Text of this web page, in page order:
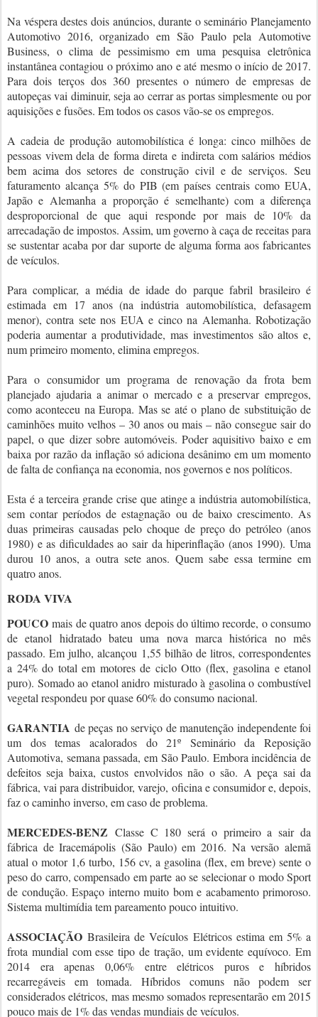
Na véspera destes dois anúncios, durante o seminário Planejamento
Automotivo 2016, organizado em São Paulo pela Automotive
Business, o clima de pessimismo em uma pesquisa eletrônica
instantânea contagiou o próximo ano e até mesmo o início de 2017.
Para dois terços dos 360 presentes o número de empresas de
autopeças vai diminuir, seja ao cerrar as portas simplesmente ou por
aquisições e fusões. Em todos os casos vão-se os empregos.
A cadeia de produção automobilística é longa: cinco milhões de
pessoas vivem dela de forma direta e indireta com salários médios
bem acima dos setores de construção civil e de serviços. Seu
faturamento alcança 5% do PIB (em países centrais como EUA,
Japão e Alemanha a proporção é semelhante) com a diferença
desproporcional de que aqui responde por mais de 10% da
arrecadação de impostos. Assim, um governo à caça de receitas para
se sustentar acaba por dar suporte de alguma forma aos fabricantes
de veículos.
Para complicar, a média de idade do parque fabril brasileiro é
estimada em 17 anos (na indústria automobilística, defasagem
menor), contra sete nos EUA e cinco na Alemanha. Robotização
poderia aumentar a produtividade, mas investimentos são altos e,
num primeiro momento, elimina empregos.
Para o consumidor um programa de renovação da frota bem
planejado ajudaria a animar o mercado e a preservar empregos,
como aconteceu na Europa. Mas se até o plano de substituição de
caminhões muito velhos – 30 anos ou mais – não consegue sair do
papel, o que dizer sobre automóveis. Poder aquisitivo baixo e em
baixa por razão da inflação só adiciona desânimo em um momento
de falta de confiança na economia, nos governos e nos políticos.
Esta é a terceira grande crise que atinge a indústria automobilística,
sem contar períodos de estagnação ou de baixo crescimento. As
duas primeiras causadas pelo choque de preço do petróleo (anos
1980) e as dificuldades ao sair da hiperinflação (anos 1990). Uma
durou 10 anos, a outra sete anos. Quem sabe essa termine em
quatro anos.
RODA VIVA
POUCO mais de quatro anos depois do último recorde, o consumo
de etanol hidratado bateu uma nova marca histórica no mês
passado. Em julho, alcançou 1,55 bilhão de litros, correspondentes
a 24% do total em motores de ciclo Otto (flex, gasolina e etanol
puro). Somado ao etanol anidro misturado à gasolina o combustível
vegetal respondeu por quase 60% do consumo nacional.
GARANTIA de peças no serviço de manutenção independente foi
um dos temas acalorados do 21º Seminário da Reposição
Automotiva, semana passada, em São Paulo. Embora incidência de
defeitos seja baixa, custos envolvidos não o são. A peça sai da
fábrica, vai para distribuidor, varejo, oficina e consumidor e, depois,
faz o caminho inverso, em caso de problema.
MERCEDES-BENZ Classe C 180 será o primeiro a sair da
fábrica de Iracemápolis (São Paulo) em 2016. Na versão alemã
atual o motor 1,6 turbo, 156 cv, a gasolina (flex, em breve) sente o
peso do carro, compensado em parte ao se selecionar o modo Sport
de condução. Espaço interno muito bom e acabamento primoroso.
Sistema multimídia tem pareamento pouco intuitivo.
ASSOCIAÇÃO Brasileira de Veículos Elétricos estima em 5% a
frota mundial com esse tipo de tração, um evidente equívoco. Em
2014 era apenas 0,06% entre elétricos puros e híbridos
recarregáveis em tomada. Híbridos comuns não podem ser
considerados elétricos, mas mesmo somados representarão em 2015
pouco mais de 1% das vendas mundiais de veículos.